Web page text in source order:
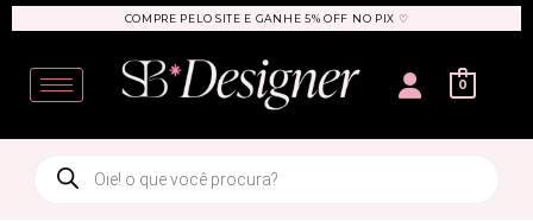
conteúdo
COMPRE PELO SITE E GANHE 5% OFF NO PIX ♡
User
0
search